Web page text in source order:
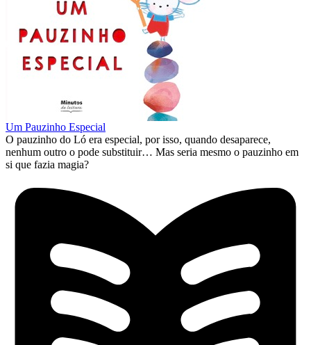
Um Pauzinho Especial
O pauzinho do Ló era especial, por isso, quando desaparece,
nenhum outro o pode substituir… Mas seria mesmo o pauzinho em
si que fazia magia?